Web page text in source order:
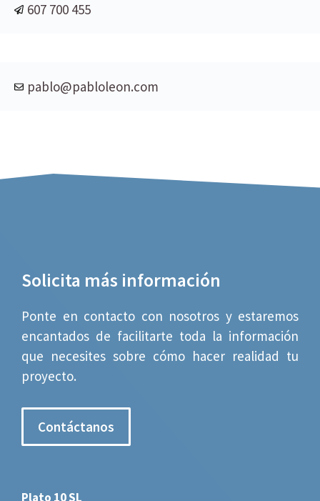
607 700 455
pablo@pabloleon.com
Solicita más información
Ponte en contacto con nosotros y estaremos
encantados de facilitarte toda la información
que necesites sobre cómo hacer realidad tu
proyecto.
Contáctanos
Plato 10 SL